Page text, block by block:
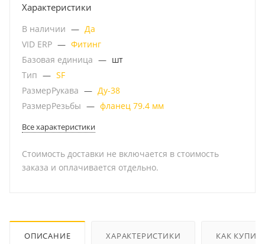
Характеристики
В наличии — Да
VID ERP — Фитинг
Базовая единица — шт
Тип — SF
РазмерРукава — Ду-38
РазмерРезьбы — фланец 79.4 мм
Все характеристики
Стоимость доставки не включается в стоимость
заказа и оплачивается отдельно.
ОПИСАНИЕ ХАРАКТЕРИСТИКИ КАК